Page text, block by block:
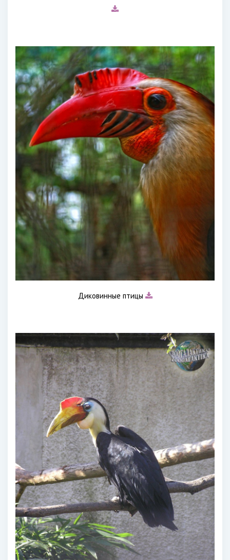
Диковинные птицы